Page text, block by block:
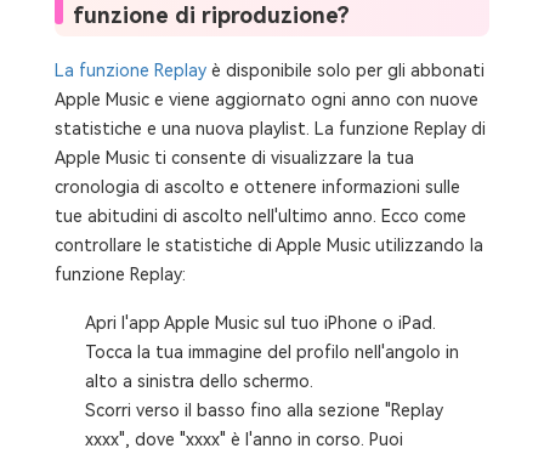
funzione di riproduzione?
La funzione Replayè disponibile solo per gli abbonati
Apple Music e viene aggiornato ogni anno con nuove
statistiche e una nuova playlist. La funzione Replay di
Apple Music ti consente di visualizzare la tua
cronologia di ascolto e ottenere informazioni sulle
tue abitudini di ascolto nell'ultimo anno. Ecco come
controllare le statistiche di Apple Music utilizzando la
funzione Replay:
Apri l'app Apple Music sul tuo iPhone o iPad.
Tocca la tua immagine del profilo nell'angolo in
alto a sinistra dello schermo.
Scorri verso il basso fino alla sezione "Replay
xxxx", dove "xxxx" è l'anno in corso. Puoi